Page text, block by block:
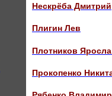
Нескрёба Дмитрий
Плигин Лев
Плотников
Прокопенко